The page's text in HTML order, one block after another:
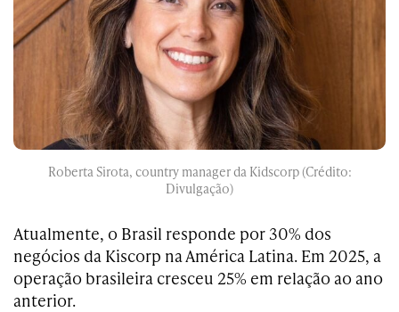
Roberta Sirota, country manager da Kidscorp (Crédito:
Divulgação)
Atualmente, o Brasil responde por 30% dos
negócios da Kiscorp na América Latina. Em 2025, a
operação brasileira cresceu 25% em relação ao ano
anterior.